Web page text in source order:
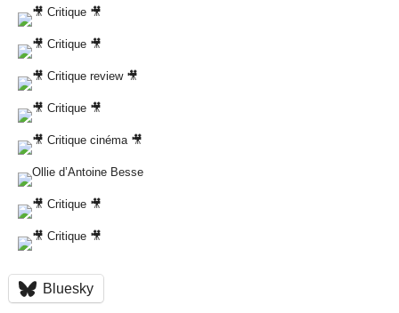
Bluesky